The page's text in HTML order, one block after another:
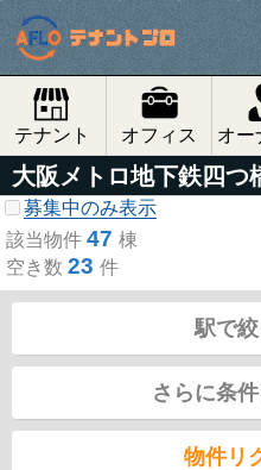
テナント オフィス オー
大阪メトロ地下鉄四つ
募集中のみ表示
該当物件 47 棟
空き数 23 件
駅で
さらに条
物件リ